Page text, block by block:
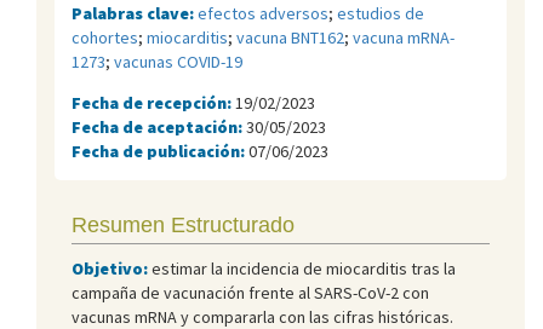
Palabras clave:efectos adversos; estudios de
cohortes; miocarditis; vacuna BNT162; vacuna mRNA-
1273; vacunas COVID-19
Fecha de recepción: 19/02/2023
Fecha de aceptación:30/05/2023
Fecha de publicación:07/06/2023
Resumen Estructurado
Objetivo:estimar la incidencia de miocarditis tras la
campaña de vacunación frente al SARS-CoV-2 con
vacunas mRNA y compararla con las cifras históricas.